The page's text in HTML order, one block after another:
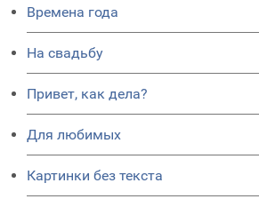
Времена года
На свадьбу
Привет, как дела?
Для любимых
Картинки без текста